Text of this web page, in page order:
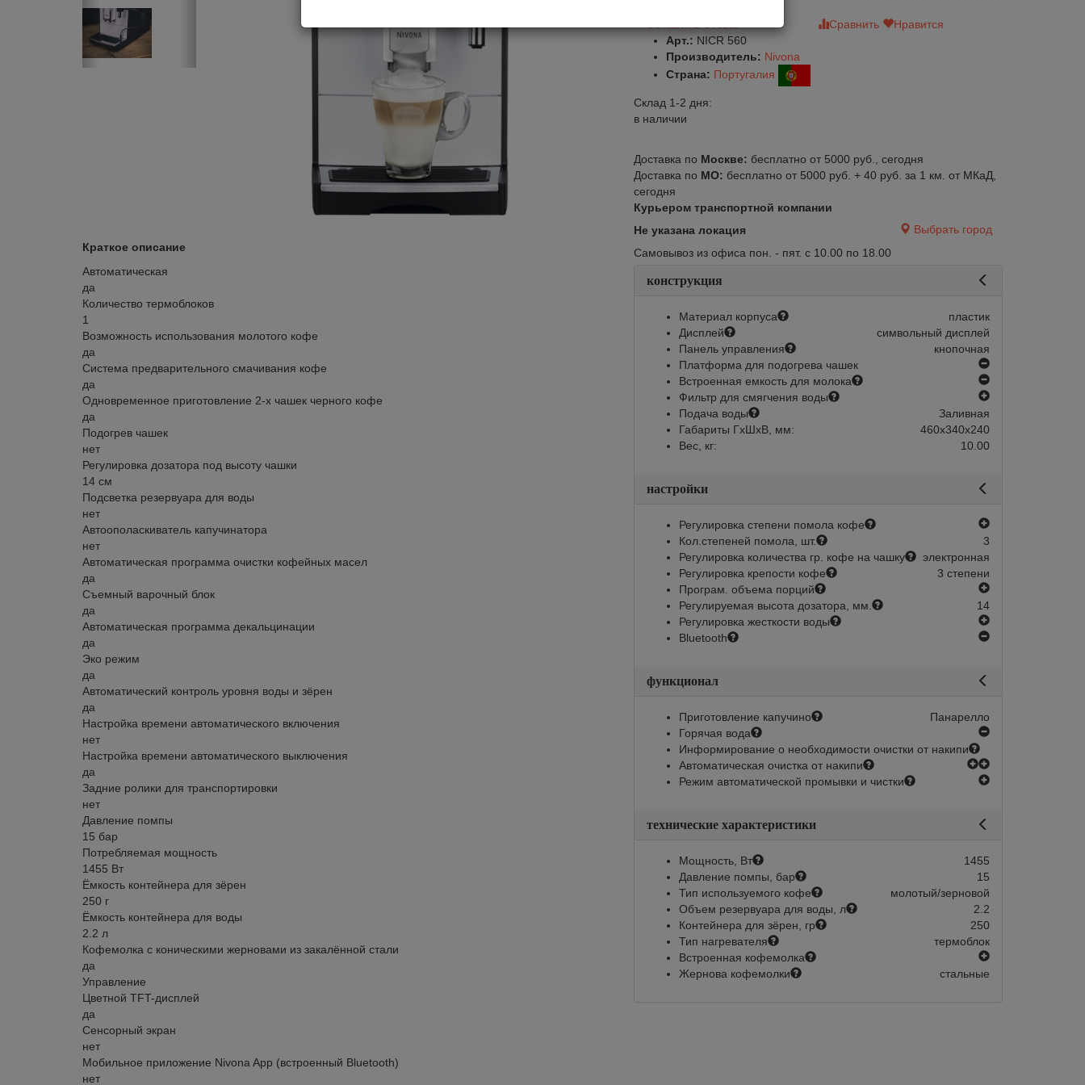
Краткое описание
Автоматическая
да
Количество термоблоков
1
Возможность использования молотого кофе
да
Система предварительного смачивания кофе
да
Одновременное приготовление 2-х чашек черного кофе
да
Подогрев чашек
нет
Регулировка дозатора под высоту чашки
14 см
Подсветка резервуара для воды
нет
Автоополаскиватель капучинатора
нет
Автоматическая программа очистки кофейных масел
да
Съемный варочный блок
да
Автоматическая программа декальцинации
да
Эко режим
да
Автоматический контроль уровня воды и зёрен
да
Настройка времени автоматического включения
нет
Настройка времени автоматического выключения
да
Задние ролики для транспортировки
нет
Давление помпы
15 бар
Потребляемая мощность
1455 Вт
Ёмкость контейнера для зёрен
250 г
Ёмкость контейнера для воды
2.2 л
Кофемолка с коническими жерновами из закалённой стали
да
Управление
Цветной TFT-дисплей
да
Сенсорный экран
нет
Мобильное приложение Nivona App (встроенный Bluetooth)
нет
Сравнить
Нравится
Арт.: NICR 560
Производитель: Nivona
Страна: Португалия
Склад 1-2 дня:
в наличии
Доставка по Москве: бесплатно от 5000 руб., сегодня
Доставка по МО: бесплатно от 5000 руб. + 40 руб. за 1 км. от МКаД,
сегодня
Курьером транспортной компании
Не указана локация
Выбрать город
Самовывоз из офиса пон. - пят. с 10.00 по 18.00
конструкция
Материал корпуса
пластик
Дисплей
символьный дисплей
Панель управления
кнопочная
Платформа для подогрева чашек
нет
Встроенная емкость для молока
нет
Фильтр для смягчения воды
есть
Подача воды
Заливная
Габариты ГхШхВ, мм:
460х340х240
Вес, кг:
10.00
настройки
Регулировка степени помола кофе
есть
Кол.степеней помола, шт.
3
Регулировка количества гр. кофе на чашку
электронная
Регулировка крепости кофе
3 степени
Програм. объема порций
есть
Регулируемая высота дозатора, мм.
14
Регулировка жесткости воды
есть
Bluetooth
нет
функционал
Приготовление капучино
Панарелло
Горячая вода
нет
Информирование о необходимости очистки от накипи
есть
Автоматическая очистка от накипи
есть
Режим автоматической промывки и чистки
есть
технические характеристики
Мощность, Вт
1455
Давление помпы, бар
15
Тип используемого кофе
молотый/зерновой
Объем резервуара для воды, л
2.2
Контейнера для зёрен, гр
250
Тип нагревателя
термоблок
Встроенная кофемолка
есть
Жернова кофемолки
стальные